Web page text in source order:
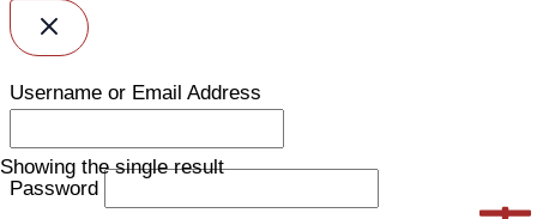
Showing the single result
Username or Email Address
Password